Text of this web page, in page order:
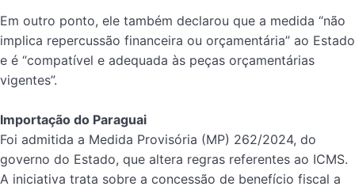
Em outro ponto, ele também declarou que a medida “não
implica repercussão financeira ou orçamentária” ao Estado
e é “compatível e adequada às peças orçamentárias
vigentes”.
Importação do Paraguai
Foi admitida a Medida Provisória (MP) 262/2024, do
governo do Estado, que altera regras referentes ao ICMS.
A iniciativa trata sobre a concessão de benefício fiscal a